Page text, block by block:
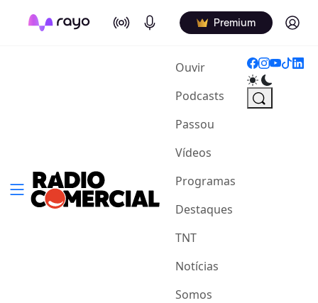
On Air Podcasts Premium Log in
Ouvir(current)
Podcasts
Passou
Vídeos
Programas
Destaques
TNT
Notícias
Somos